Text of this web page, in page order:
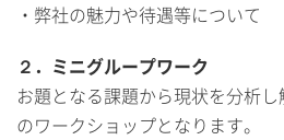
・弊社の魅力や待遇等について
２．ミニグループワーク
お題となる課題から現状を分析
のワークショップとなります。